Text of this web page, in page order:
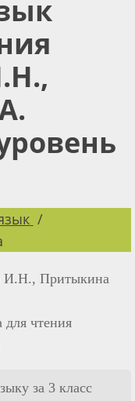
И.Н., Притыкина
чтения
за 3 класс